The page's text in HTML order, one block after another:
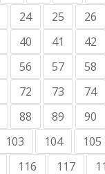
24 25
26
40 41
42
56 57
58
72 73
74
88 89
90
103 104
105
116 117